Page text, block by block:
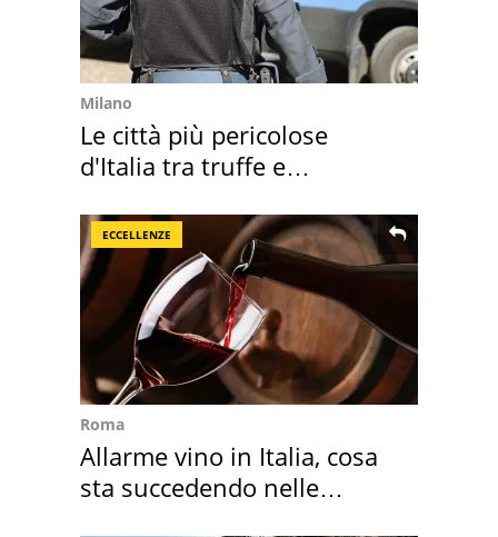
Milano
Le città più pericolose
d'Italia tra truffe e
ECCELLENZE
Roma
Allarme vino in Italia, cosa
sta succedendo nelle